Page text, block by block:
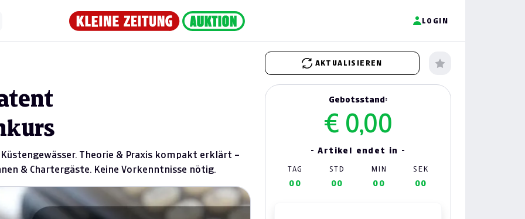
LOGIN
AKTUALISIEREN
Theorie & Praxis kompakt erklärt –
& Chartergäste. Keine Vorkenntnisse nötig.
Gebotsstand:
€ 0,00
- Artikel endet in -
TAG STD MIN SEK
00 00 00 00